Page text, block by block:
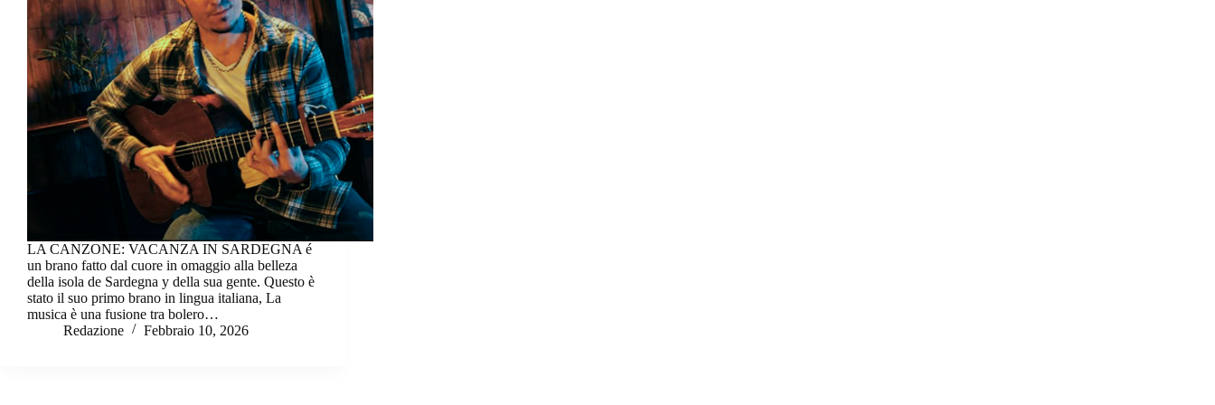
LA CANZONE: VACANZA IN SARDEGNA é
un brano fatto dal cuore in omaggio alla belleza
della isola de Sardegna y della sua gente. Questo è
stato il suo primo brano in lingua italiana, La
musica è una fusione tra bolero…
Redazione
Febbraio 10, 2026